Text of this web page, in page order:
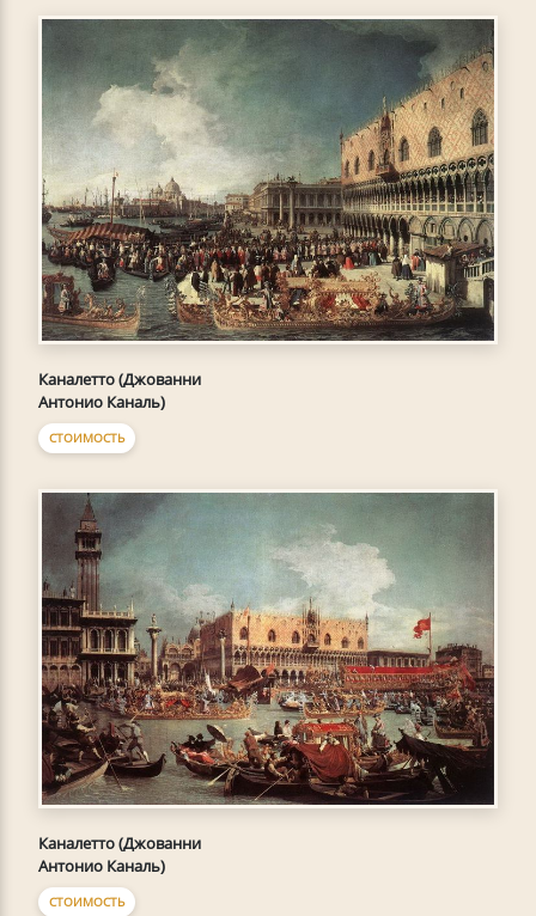
Каналетто (Джованни
Антонио Каналь)
СТОИМОСТЬ
Каналетто (Джованни
Антонио Каналь)
СТОИМОСТЬ